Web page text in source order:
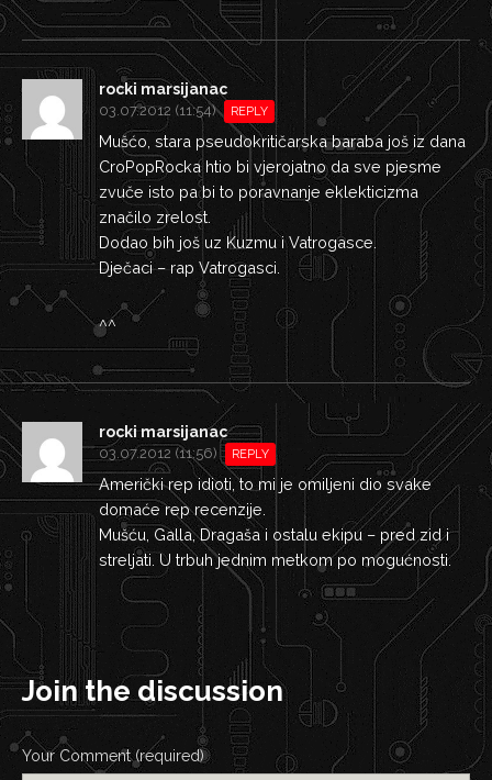
rocki marsijanac
03.07.2012 (11:54) REPLY
Mušćo, stara pseudokritičarska baraba još iz dana
CroPopRocka htio bi vjerojatno da sve pjesme
zvuče isto pa bi to poravnanje eklekticizma
značilo zrelost.
Dodao bih još uz Kuzmu i Vatrogasce.
Dječaci – rap Vatrogasci.
^^
rocki marsijanac
03.07.2012 (11:56) REPLY
Američki rep idioti, to mi je omiljeni dio svake
domaće rep recenzije.
Mušću, Galla, Dragaša i ostalu ekipu – pred zid i
streljati. U trbuh jednim metkom po mogućnosti.
Join the discussion
Your Comment (required)